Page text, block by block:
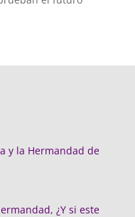
y la Hermandad de
¿Y si este